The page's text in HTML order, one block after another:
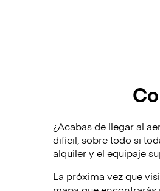
¿Acabas de llegar al
difícil, sobre todo si
alquiler y el equipaje
La próxima vez que